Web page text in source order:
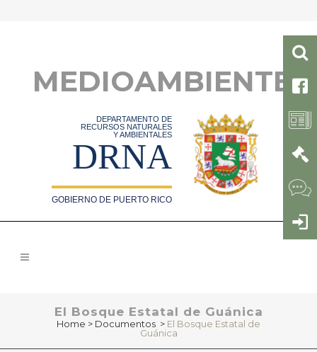
MEDIOAMBIENTE
DEPARTAMENTO DE
RECURSOS NATURALES
Y AMBIENTALES
DRNA
GOBIERNO DE PUERTO RICO
El Bosque Estatal de Guánica
Home > Documentos > El Bosque Estatal de
Guánica